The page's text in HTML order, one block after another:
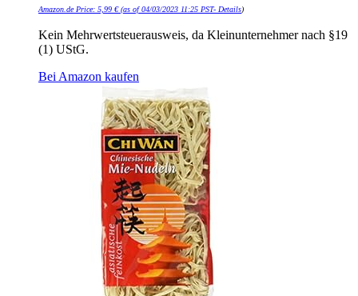
Amazon.de Price: 5,99 €(as of 04/03/2023 11:25 PST- Details)
Kein Mehrwertsteuerausweis, da Kleinunternehmer nach §19
(1) UStG.
Bei Amazon kaufen